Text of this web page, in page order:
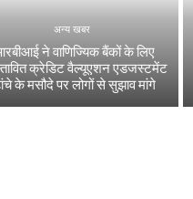
अन्य खबर
ने वाणिज्यिक बैंकों के लिए
क्रेडिट वैल्यूएशन एडजस्टमेंट
के मसौदे पर लोगों से सुझाव मांगे